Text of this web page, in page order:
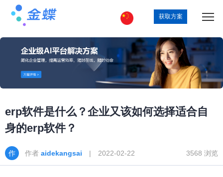
获取方案
erp软件是什么？企业又该如何选择适合自
身的erp软件？
作者 aidekangsai | 2022-02-22 3568 浏览